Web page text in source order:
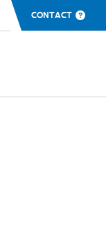
CONTACT